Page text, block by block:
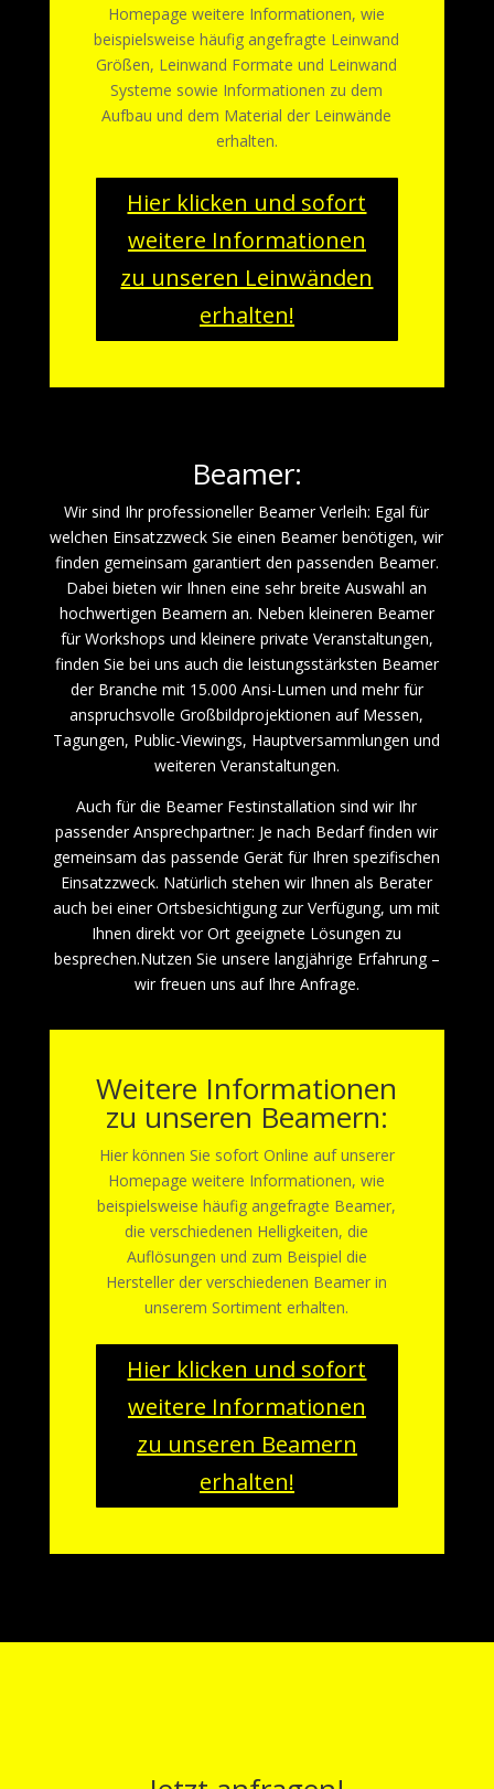
Homepage weitere Informationen, wie
beispielsweise häufig angefragte Leinwand
Größen, Leinwand Formate und Leinwand
Systeme sowie Informationen zu dem
Aufbau und dem Material der Leinwände
erhalten.
Hier klicken und sofort
weitere Informationen
zu unseren Leinwänden
erhalten!
Beamer:
Wir sind Ihr professioneller Beamer Verleih: Egal für
welchen Einsatzzweck Sie einen Beamer benötigen, wir
finden gemeinsam garantiert den passenden Beamer.
Dabei bieten wir Ihnen eine sehr breite Auswahl an
hochwertigen Beamern an. Neben kleineren Beamer
für Workshops und kleinere private Veranstaltungen,
finden Sie bei uns auch die leistungsstärksten Beamer
der Branche mit 15.000 Ansi-Lumen und mehr für
anspruchsvolle Großbildprojektionen auf Messen,
Tagungen, Public-Viewings, Hauptversammlungen und
weiteren Veranstaltungen.
Auch für die Beamer Festinstallation sind wir Ihr
passender Ansprechpartner: Je nach Bedarf finden wir
gemeinsam das passende Gerät für Ihren spezifischen
Einsatzzweck. Natürlich stehen wir Ihnen als Berater
auch bei einer Ortsbesichtigung zur Verfügung, um mit
Ihnen direkt vor Ort geeignete Lösungen zu
besprechen.Nutzen Sie unsere langjährige Erfahrung –
wir freuen uns auf Ihre Anfrage.
Weitere Informationen
zu unseren Beamern:
Hier können Sie sofort Online auf unserer
Homepage weitere Informationen, wie
beispielsweise häufig angefragte Beamer,
die verschiedenen Helligkeiten, die
Auflösungen und zum Beispiel die
Hersteller der verschiedenen Beamer in
unserem Sortiment erhalten.
Hier klicken und sofort
weitere Informationen
zu unseren Beamern
erhalten!